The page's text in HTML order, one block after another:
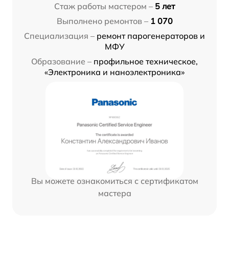
Стаж работы мастером – 5 лет
Выполнено ремонтов – 1 070
Специализация – ремонт парогенераторов и
МФУ
Образование – профильное техническое,
«Электроника и наноэлектроника»
Вы можете ознакомиться с сертификатом
мастера